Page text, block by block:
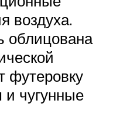
воздуха.
облицована
футеровку
чугунные